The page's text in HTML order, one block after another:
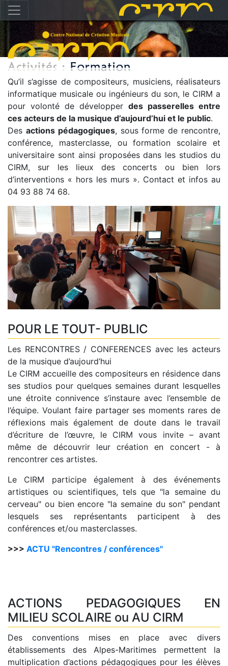
Qu’il s’agisse de compositeurs, musiciens, réalisateurs
informatique musicale ou ingénieurs du son, le CIRM a
pour volonté de développer des passerelles entre
ces acteurs de la musique d’aujourd’hui et le public.
Des actions pédagogiques, sous forme de rencontre,
conférence, masterclasse, ou formation scolaire et
universitaire sont ainsi proposées dans les studios du
CIRM, sur les lieux des concerts ou bien lors
d’interventions « hors les murs ». Contact et infos au
04 93 88 74 68.
POUR LE TOUT- PUBLIC
Les RENCONTRES / CONFERENCES avec les acteurs
de la musique d’aujourd’hui
Le CIRM accueille des compositeurs en résidence dans
ses studios pour quelques semaines durant lesquelles
une étroite connivence s’instaure avec l’ensemble de
l’équipe. Voulant faire partager ses moments rares de
réflexions mais également de doute dans le travail
d’écriture de l’œuvre, le CIRM vous invite – avant
même de découvrir leur création en concert - à
rencontrer ces artistes.
Le CIRM participe également à des événements
artistiques ou scientifiques, tels que "la semaine du
cerveau" ou bien encore "la semaine du son" pendant
lesquels ses représentants participent à des
conférences et/ou masterclasses.
>>> ACTU "Rencontres / conférences"
ACTIONS PEDAGOGIQUES EN
MILIEU SCOLAIRE ou AU CIRM
Des conventions mises en place avec divers
établissements des Alpes-Maritimes permettent la
multiplication d’actions pédagogiques pour les élèves